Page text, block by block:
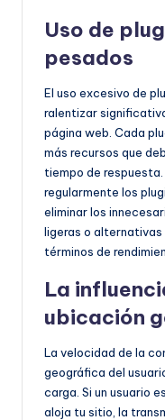
Uso de
pesados
El uso excesivo de
ralentizar
página web. Cada
más recursos que
tiempo de
regularmente los
eliminar los
ligeras o alternativas
términos de
La
ubicación
La velocidad de la
geográfica del
carga. Si un usuario
aloja tu sitio, la